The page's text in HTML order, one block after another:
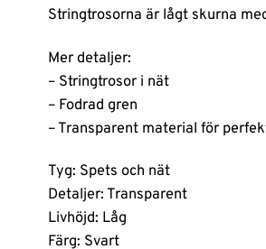
Stringtrosorna är lågt skurna
Mer detaljer:
– Stringtrosor i nät
– Fodrad gren
– Transparent material för
Tyg: Spets och nät
Detaljer: Transparent
Livhöjd: Låg
Färg: Svart